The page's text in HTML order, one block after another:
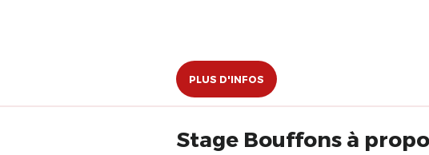
PLUS D'INFOS
Stage Bouffons à